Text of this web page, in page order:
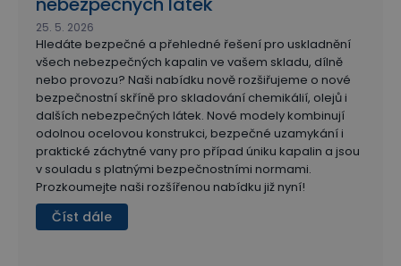
Hledáte bezpečné a přehledné řešení pro uskladnění
všech nebezpečných kapalin ve vašem skladu, dílně
nebo provozu? Naši nabídku nově rozšiřujeme o nové
bezpečnostní skříně pro skladování chemikálií, olejů i
dalších nebezpečných látek. Nové modely kombinují
odolnou ocelovou konstrukci, bezpečné uzamykání i
praktické záchytné vany pro případ úniku kapalin a jsou
v souladu s platnými bezpečnostními normami.
Prozkoumejte naši rozšířenou nabídku již nyní!
25. 5. 2026
Číst dále